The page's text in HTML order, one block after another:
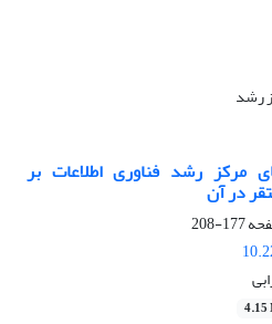
رشد
مرکز رشد فناوری اطلاعات بر
در آن
177-208
4.15